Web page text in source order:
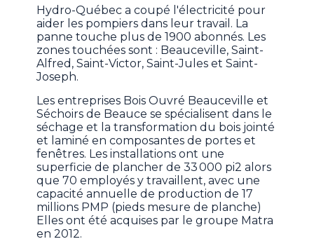
Hydro-Québec a coupé l'électricité pour
aider les pompiers dans leur travail. La
panne touche plus de 1900 abonnés. Les
zones touchées sont : Beauceville, Saint-
Alfred, Saint-Victor, Saint-Jules et Saint-
Joseph.
Les entreprises Bois Ouvré Beauceville et
Séchoirs de Beauce se spécialisent dans le
séchage et la transformation du bois jointé
et laminé en composantes de portes et
fenêtres. Les installations ont une
superficie de plancher de 33 000 pi2 alors
que 70 employés y travaillent, avec une
capacité annuelle de production de 17
millions PMP (pieds mesure de planche)
Elles ont été acquises par le groupe Matra
en 2012.